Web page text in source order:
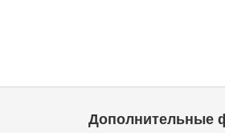
Дополнительные